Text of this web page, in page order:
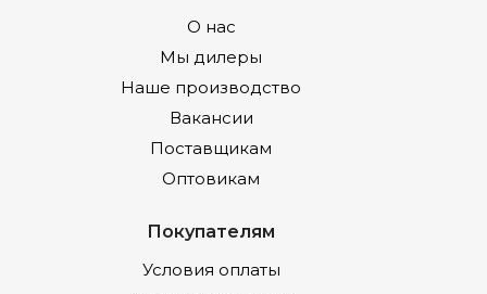
О нас
Мы дилеры
Наше производство
Вакансии
Поставщикам
Оптовикам
Покупателям
Условия оплаты